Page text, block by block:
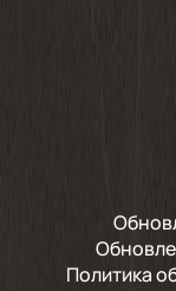
Политика